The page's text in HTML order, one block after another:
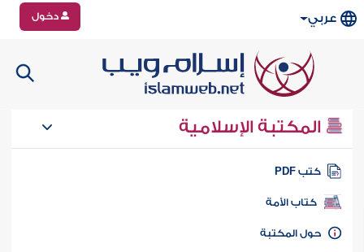
عربي دخول
المكتبة الإسلامية
كتب PDF
كتاب الأمة